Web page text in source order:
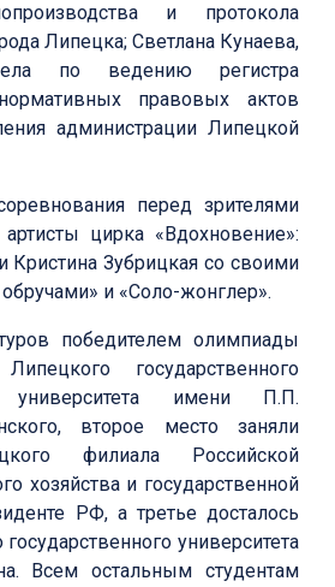
и протокола
Липецка; Светлана Кунаева,
по ведению регистра
правовых актов
администрации Липецкой
перед зрителями
цирка «Вдохновение»:
Кристина Зубрицкая со своими
и «Соло-жонглер».
победителем олимпиады
государственного
университета имени П.П.
второе место заняли
филиала Российской
хозяйства и государственной
РФ, а третье досталось
университета
Всем остальным студентам